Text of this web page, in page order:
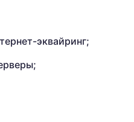
эквайринг;